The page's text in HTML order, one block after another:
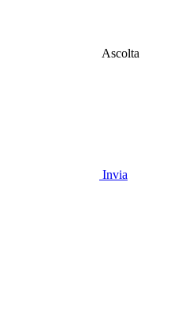
Ascolta
Invia